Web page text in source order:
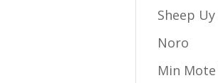
Sheep
Noro
Min